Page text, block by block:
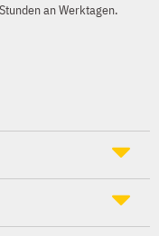
an Werktagen.